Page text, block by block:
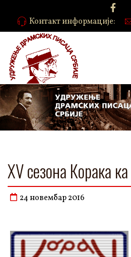
Контакт информације:
XV сезона Корака
24 новембар 2016